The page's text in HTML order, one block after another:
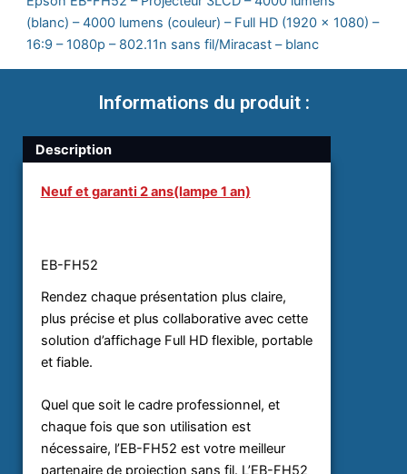
-
802.11n
sans
-
240Hz
(blanc) – 4000 lumens (couleur) – Full HD (1920 x 1080) –
16:9 – 1080p – 802.11n sans fil/Miracast – blanc
Informations du produit :
Description
Neuf et garanti 2 ans(lampe 1 an)
EB-FH52
Rendez chaque présentation plus claire,
plus précise et plus collaborative avec cette
solution d’affichage Full HD flexible, portable
et fiable.
Quel que soit le cadre professionnel, et
chaque fois que son utilisation est
nécessaire, l’EB-FH52 est votre meilleur
partenaire de projection sans fil. L’EB-FH52